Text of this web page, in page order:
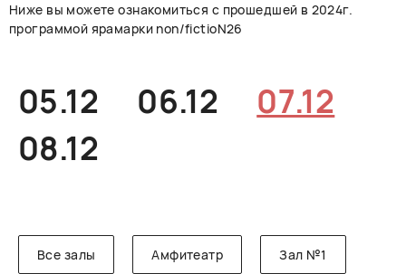
РУССКИЙ ENGLISH CHINESE
Ниже вы можете ознакомиться с прошедшей в 2024г.
программой ярамарки non/fictioN26
05.12 06.12
07.12
08.12
Все залы Амфитеатр Зал №1